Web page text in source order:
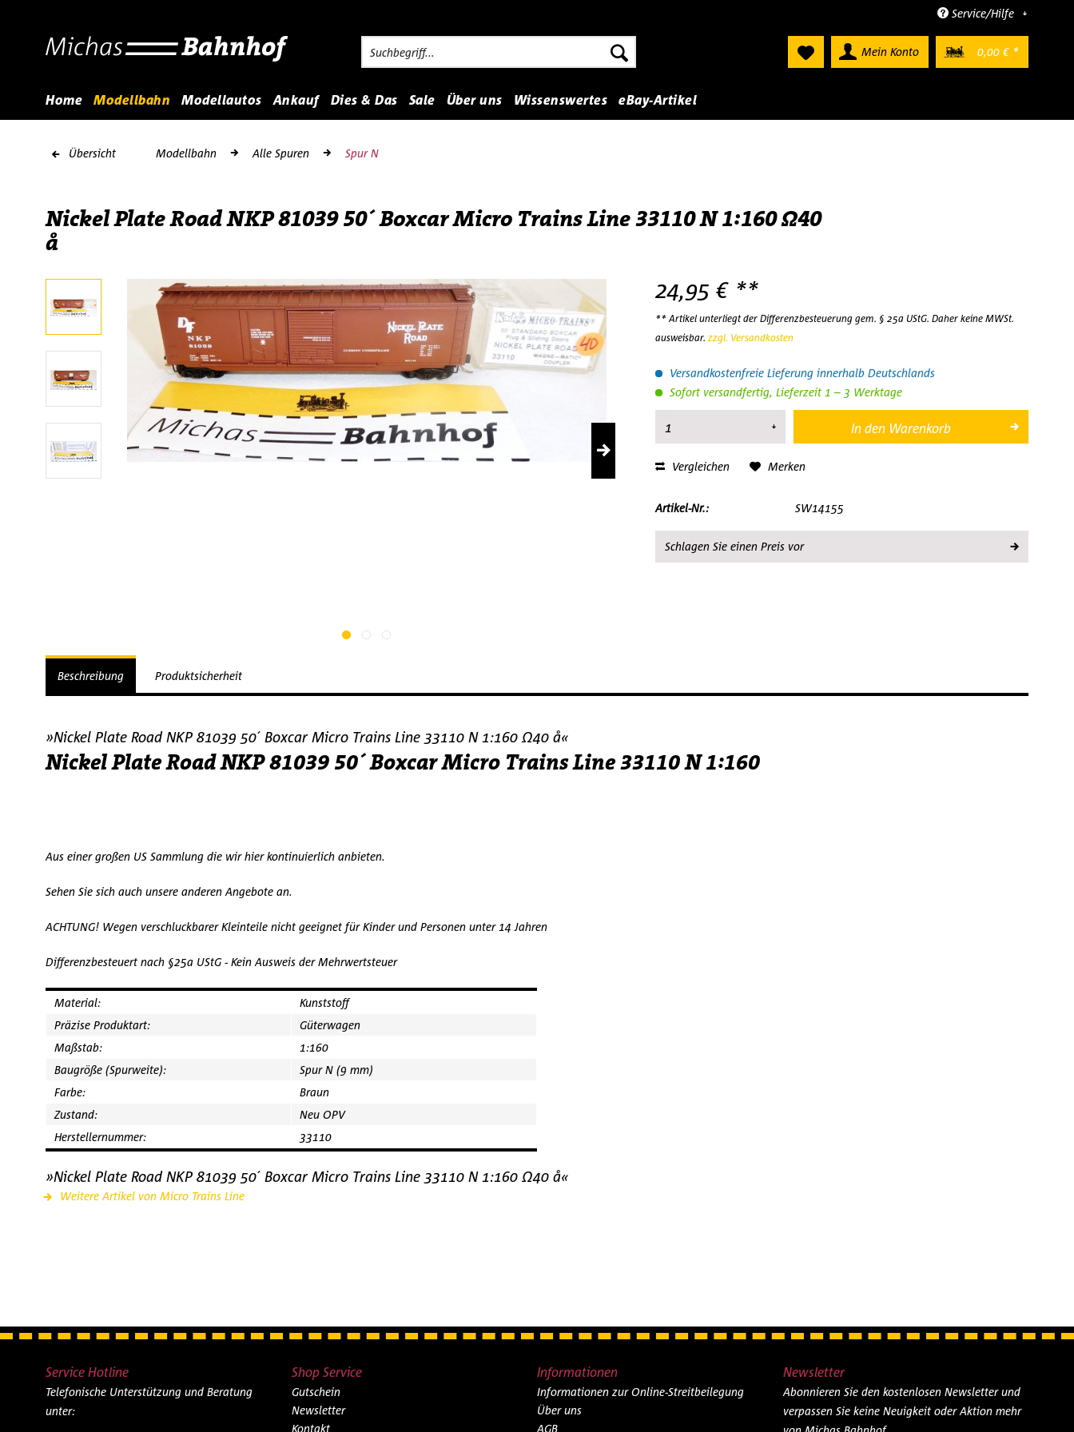
Service/Hilfe
Mein Konto 0,00 € *
Home Modellbahn Modellautos Ankauf Dies & Das Sale Über uns Wissenswertes eBay-Artikel
Übersicht Modellbahn Alle Spuren Spur N
Nickel Plate Road NKP 81039 50´ Boxcar Micro Trains Line 33110 N 1:160 Ω40
å
24,95 € **
** Artikel unterliegt der Differenzbesteuerung gem. § 25a UStG. Daher keine MWSt.
ausweisbar. zzgl. Versandkosten
Versandkostenfreie Lieferung innerhalb Deutschlands
Sofort versandfertig, Lieferzeit 1 – 3 Werktage
In den Warenkorb
Vergleichen Merken
Artikel-Nr.: SW14155
Schlagen Sie einen Preis vor
Beschreibung Produktsicherheit
»Nickel Plate Road NKP 81039 50´ Boxcar Micro Trains Line 33110 N 1:160 Ω40 å«
Nickel Plate Road NKP 81039 50´ Boxcar Micro Trains Line 33110 N 1:160
Aus einer großen US Sammlung die wir hier kontinuierlich anbieten.
Sehen Sie sich auch unsere anderen Angebote an.
ACHTUNG! Wegen verschluckbarer Kleinteile nicht geeignet für Kinder und Personen unter 14 Jahren
Differenzbesteuert nach §25a UStG - Kein Ausweis der Mehrwertsteuer
Material:
Kunststoff
Präzise Produktart:
Güterwagen
Maßstab:
1:160
Baugröße (Spurweite):
Spur N (9 mm)
Farbe:
Braun
Zustand:
Neu OPV
Herstellernummer:
33110
»Nickel Plate Road NKP 81039 50´ Boxcar Micro Trains Line 33110 N 1:160 Ω40 å«
Weitere Artikel von Micro Trains Line
Service Hotline
Telefonische Unterstützung und Beratung
unter:
Shop Service
Gutschein
Newsletter
Kontakt
Informationen
Informationen zur Online-Streitbeilegung
Über uns
AGB
Newsletter
Abonnieren Sie den kostenlosen Newsletter und
verpassen Sie keine Neuigkeit oder Aktion mehr